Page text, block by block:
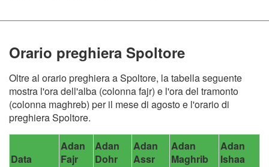
Orario preghiera Spoltore
Oltre al orario preghiera a Spoltore, la tabella seguente
mostra l'ora dell'alba (colonna fajr) e l'ora del tramonto
(colonna maghreb) per il mese di agosto e l'orario di
preghiera Spoltore.
Data
Adan
Fajr
Adan
Dohr
Adan
Assr
Adan
Maghrib
Adan
Ishaa